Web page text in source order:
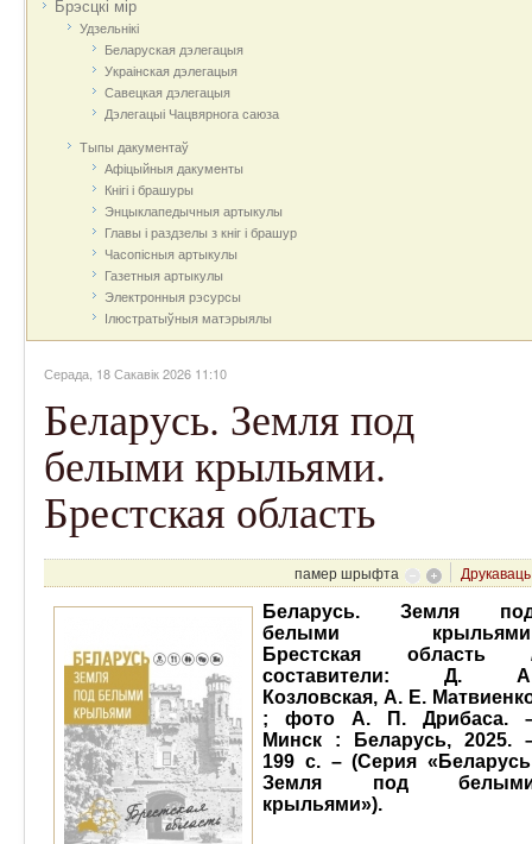
Брэсцкі мір
Удзельнікі
Беларуская дэлегацыя
Украінская дэлегацыя
Савецкая дэлегацыя
Дэлегацыі Чацвярнога саюза
Тыпы дакументаў
Афіцыйныя дакумeнты
Кнігі і брашуры
Энцыклапедычныя артыкулы
Главы і раздзелы з кніг і брашур
Часопісныя артыкулы
Газетныя артыкулы
Электронныя рэсурсы
Ілюстратыўныя матэрыялы
Серада, 18 Сакавік 2026 11:10
Беларусь. Земля под
белыми крыльями.
Брестская область
памер шрыфта
Друкаваць
Беларусь. Земля
белыми
Брестская область
составители: Д.
Козловская, А. Е.
; фото А. П. Дрибаса.
Минск : Беларусь, 2025.
199 с. – (Серия
Земля под
крыльями»).